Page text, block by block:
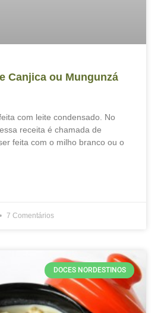
Canjica ou Mungunzá
com leite condensado. No
receita é chamada de
feita com o milho branco ou o
7 Comentários
DOCES NORDESTINOS